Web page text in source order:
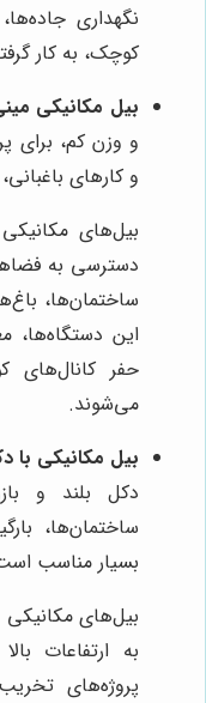
نگهداری
کوچک، به کار
بیل مکانیکی
و وزن کم، برای
و کارهای
بیل‌های مکانیکی
دسترسی به
ساختمان‌ها،
این دستگاه‌ها،
حفر کانال‌های
می‌شوند.
بیل مکانیکی با
دکل بلند و
ساختمان‌ها،
بسیار مناسب
بیل‌های مکانیکی
به ارتفاعات
پروژه‌های